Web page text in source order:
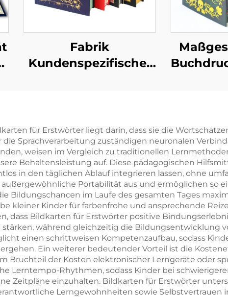
Fabrik
Kundenspezifischer
Buchdruck mit
lackierten Kanten
Hardcover-
Fotoalbum mit
goldenen Kanten
für Erstwörter liegt darin, dass sie die
Sprachverarbeitung zuständigen neuronalen
weisen im Vergleich zu traditionellen
Behaltensleistung auf. Diese pädagogischen
in den täglichen Ablauf integrieren lassen, ohne
Portabilität aus und ermöglichen so
Bildungschancen im Laufe des gesamten Tages
kleiner Kinder für farbenfrohe und ansprechende
dass Bildkarten für Erstwörter positive
während gleichzeitig die Bildungsentwicklung
einen schrittweisen Kompetenzaufbau, sodass
Ein weiterer bedeutender Vorteil ist die
Bruchteil der Kosten elektronischer Lerngeräte oder
Lerntempo-Rhythmen, sodass Kinder bei
Zeitpläne einzuhalten. Bildkarten für Erstwörter
Lerngewohnheiten sowie Selbstvertrauen